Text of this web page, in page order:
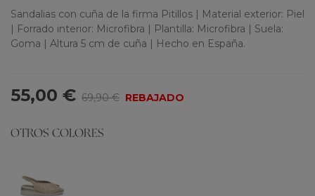
Sandalias con cuña de la firma Pitillos | Material exterior: Piel
| Forrado interior: Microfibra | Plantilla: Microfibra | Suela:
Goma | Altura 5 cm de cuña | Hecho en España.
55,00 € 69,90 € REBAJADO
OTROS COLORES